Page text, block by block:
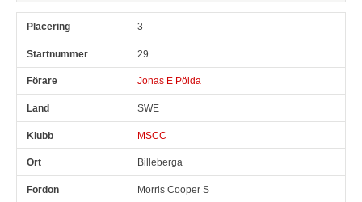
3
29
Jonas E Pölda
SWE
MSCC
Billeberga
Morris Cooper S